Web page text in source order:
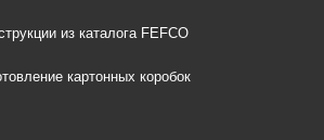
из каталога FEFCO
картонных коробок